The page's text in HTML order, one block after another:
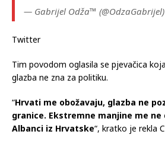
— Gabrijel Odža™ (@OdzaGabrijel)
Twitter
Tim povodom oglasila se pjevačica
glazba ne zna za politiku.
“Hrvati me obožavaju, glazba ne
granice. Ekstremne manjine me ne
Albanci iz Hrvatske“, kratko je rekla